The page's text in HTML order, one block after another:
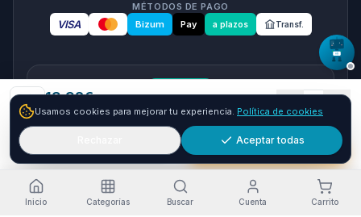
13.92€
+16.08€ y envío GRATIS 24-72h
Comprar ya
MÉTODOS DE PAGO
VISA Bizum Pay a plazos Transf.
seQura
Paga a plazos con seQura
Fracciona tu compra en 3, 6 o 12 plazos. Financiacion sujeta
a aprobacion por seQura. Sin papeleo y con respuesta
inmediata.
Como funciona
Usamos cookies para mejorar tu experiencia. Política de cookies
Aceptar todas
Inicio Categorías Buscar Cuenta Carrito